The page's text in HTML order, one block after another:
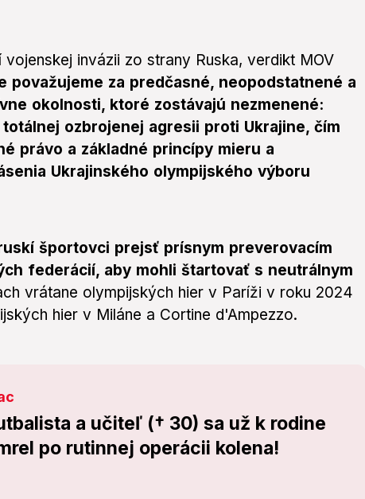
invázii zo strany Ruska, verdikt MOV
považujeme za predčasné, neopodstatnené a
okolnosti, ktoré zostávajú nezmenené:
ozbrojenej agresii proti Ukrajine, čím
právo a základné princípy mieru a
Ukrajinského olympijského výboru
športovci prejsť prísnym preverovacím
federácií, aby mohli štartovať s neutrálnym
vrátane olympijských hier v Paríži v roku 2024
hier v Miláne a Cortine d'Ampezzo.
a učiteľ († 30) sa už k rodine
po rutinnej operácii kolena!